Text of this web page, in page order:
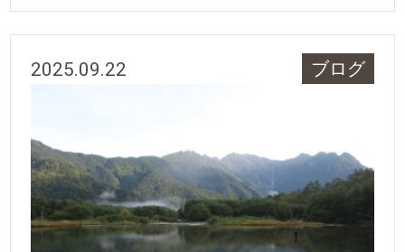
2025.09.22 ブログ